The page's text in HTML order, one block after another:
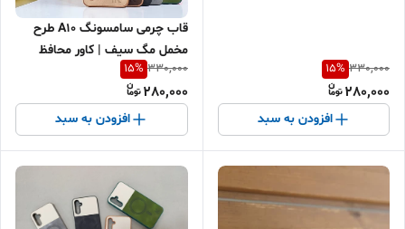
330,000
15%
280,000
افزودن به سبد
قاب چرمی سامسونگ A10 طرح
مخمل مگ سیف | کاور محافظ
ضربه شیک و بادوام
330,000
15%
280,000
افزودن به سبد